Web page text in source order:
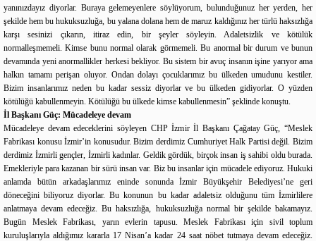
yanınızdayız diyorlar. Buraya gelemeyenlere söylüyorum, bulunduğunuz her yerden, her
şekilde hem bu hukuksuzluğa, bu yalana dolana hem de maruz kaldığınız her türlü haksızlığa
karşı sesinizi çıkarın, itiraz edin, bir şeyler söyleyin. Adaletsizlik ve kötülük
normalleşmemeli. Kimse bunu normal olarak görmemeli. Bu anormal bir durum ve bunun
devamında yeni anormallikler herkesi bekliyor. Bu sistem bir avuç insanın işine yarıyor ama
halkın tamamı perişan oluyor. Ondan dolayı çocuklarımız bu ülkeden umudunu kestiler.
Bizim insanlarımız neden bu kadar sessiz diyorlar ve bu ülkeden gidiyorlar. O yüzden
kötülüğü kabullenmeyin. Kötülüğü bu ülkede kimse kabullenmesin” şeklinde konuştu.
İl Başkanı Güç: Mücadeleye devam
Mücadeleye devam edeceklerini söyleyen CHP İzmir İl Başkanı Çağatay Güç, “Meslek
Fabrikası konusu İzmir’in konusudur. Bizim derdimiz Cumhuriyet Halk Partisi değil. Bizim
derdimiz İzmirli gençler, İzmirli kadınlar. Geldik gördük, birçok insan iş sahibi oldu burada.
Emekleriyle para kazanan bir sürü insan var. Biz bu insanlar için mücadele ediyoruz. Hukuki
anlamda bütün arkadaşlarımız eninde sonunda İzmir Büyükşehir Belediyesi’ne geri
döneceğini biliyoruz diyorlar. Bu konunun bu kadar adaletsiz olduğunu tüm İzmirlilere
anlatmaya devam edeceğiz. Bu haksızlığa, hukuksuzluğa normal bir şekilde bakamayız.
Bugün Meslek Fabrikası, yarın evlerin tapusu. Meslek Fabrikası için sivil toplum
kuruluşlarıyla aldığımız kararla 17 Nisan’a kadar 24 saat nöbet tutmaya devam edeceğiz.